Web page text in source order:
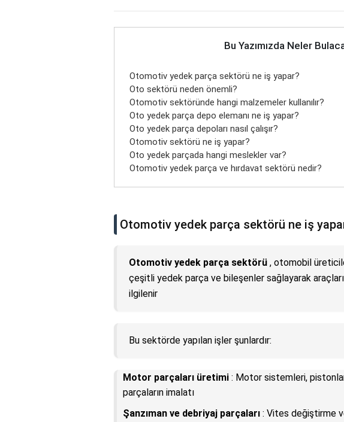
Bu Yazımızda Neler
Otomotiv yedek parça sektörü ne iş yapar?
Oto sektörü neden önemli?
Otomotiv sektöründe hangi malzemeler kullanılır?
Oto yedek parça depo elemanı ne iş yapar?
Oto yedek parça depoları nasıl çalışır?
Otomotiv sektörü ne iş yapar?
Oto yedek parçada hangi meslekler var?
Otomotiv yedek parça ve hırdavat sektörü nedir?
Otomotiv yedek parça sektörü ne iş
Otomotiv yedek parça sektörü , otomobil
çeşitli yedek parça ve bileşenler sağlayarak
ilgilenir
Bu sektörde yapılan işler şunlardır:
Motor parçaları üretimi : Motor sistemleri,
parçaların imalatı
Şanzıman ve debriyaj parçaları : Vites değiştirme